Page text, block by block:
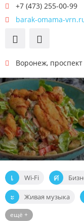
Wi-Fi
Живая музыка
Танцпол
ещё +
+7 (473) 255-00-99
barak-omama-
Воронеж,